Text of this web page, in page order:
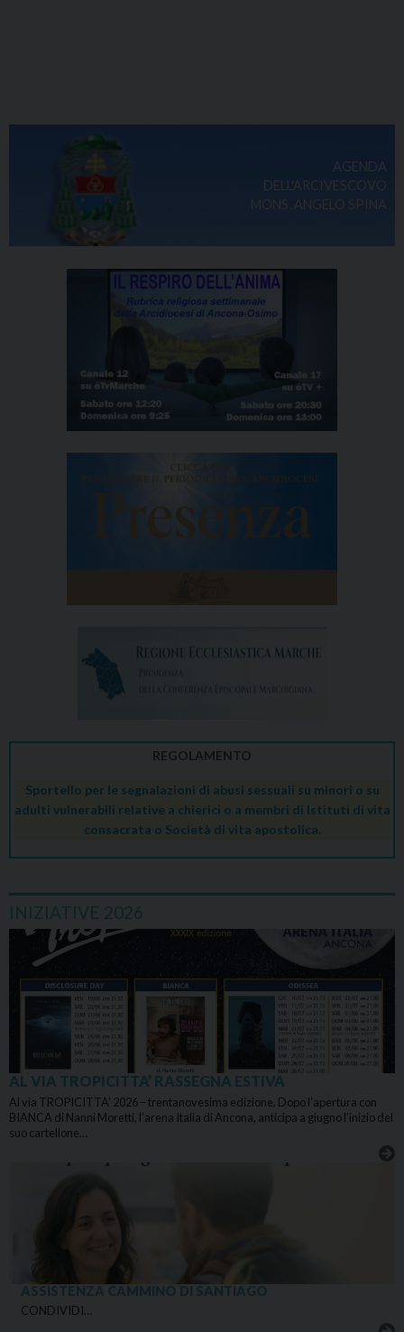
AGENDA
DELL'ARCIVESCOVO
MONS. ANGELO SPINA
REGOLAMENTO
Sportello per le segnalazioni di abusi sessuali su minori o su
adulti vulnerabili relative a chierici o a membri di Istituti di vita
consacrata o Società di vita apostolica.
INIZIATIVE 2026
AL VIA TROPICITTA’ RASSEGNA ESTIVA
Al via TROPICITTA’ 2026 – trentanovesima edizione. Dopo l’apertura con
BIANCA di Nanni Moretti, l’arena Italia di Ancona, anticipa a giugno l’inizio del
suo cartellone…
ASSISTENZA CAMMINO DI SANTIAGO
CONDIVIDI…